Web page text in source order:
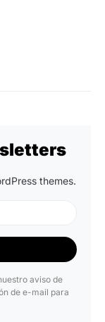
themes.
aviso de
de e-mail para